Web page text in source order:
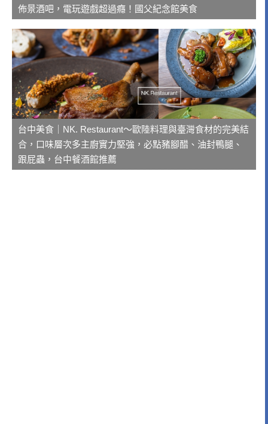
佈景酒吧，電玩遊戲超過癮！國父紀念館美食
台中美食｜NK. Restaurant～歐陸料理與臺灣食材的完美結
合，口味層次多主廚實力堅強，必點豬腳醋、油封鴨腿、
跟屁蟲，台中餐酒館推薦